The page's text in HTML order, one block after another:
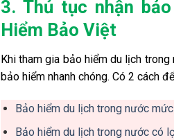
3. Thủ tục nhận
Hiểm Bảo Việt
Khi tham gia bảo hiểm du lịch
bảo hiểm nhanh chóng. Có 2 cách
Bảo hiểm du lịch trong nước
Bảo hiểm du lịch trong nước có